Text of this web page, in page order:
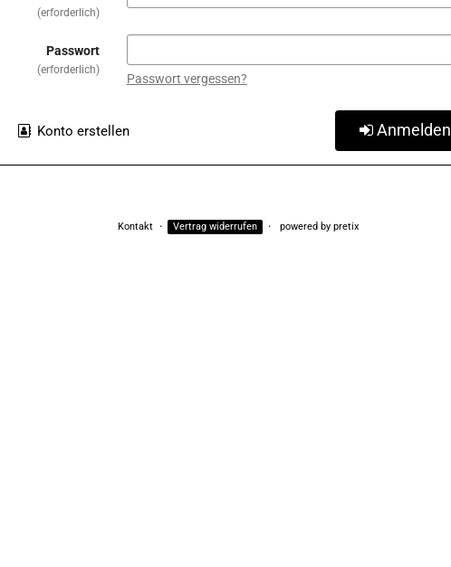
erforderlich
Passwort
erforderlich
Passwort vergessen?
Konto erstellen Anmelden
Kontakt Vertrag widerrufen powered by pretix